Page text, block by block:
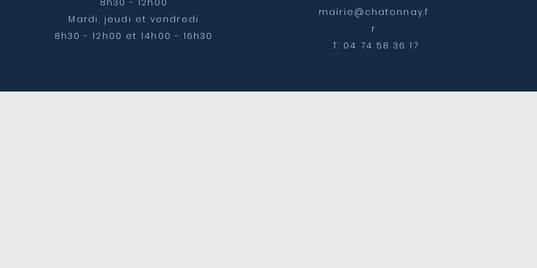
8h30 - 12h00
Mardi, jeudi et vendredi
8h30 - 12h00 et 14h00 - 16h30
mairie@chatonnay.f
r
T: 04 74 58 36 17